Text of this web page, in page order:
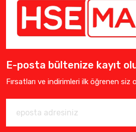
E-posta bültenize kayıt
Fırsatları ve indirimleri ilk öğrenen siz